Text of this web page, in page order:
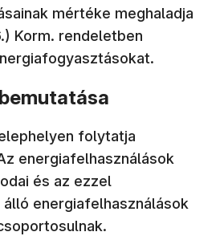
mértéke meghaladja
Korm. rendeletben
folytatja
energiafelhasználások
és az ezzel
energiafelhasználások